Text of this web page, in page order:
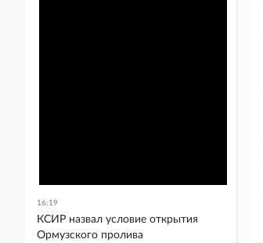
16:19
КСИР назвал условие открытия
Ормузского пролива